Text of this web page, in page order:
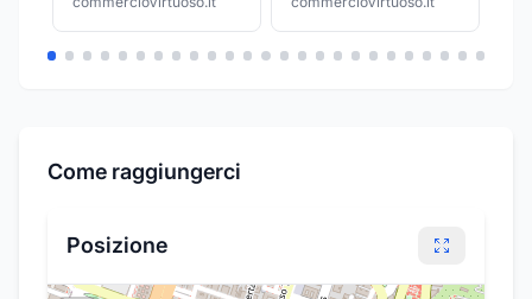
Sottopantaloni
Termici Art. 2005/m
Mapom
Come raggiungerci
Posizione